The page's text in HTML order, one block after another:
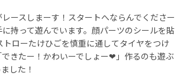
レースしまーす！スタートへならんでくださー
持って遊んでいます。顔パーツのシールを貼
ローたけひごを慎重に通してタイヤをつけ
きたー！かわいーでしょー❤︎」作るのも遊ぶ
した！